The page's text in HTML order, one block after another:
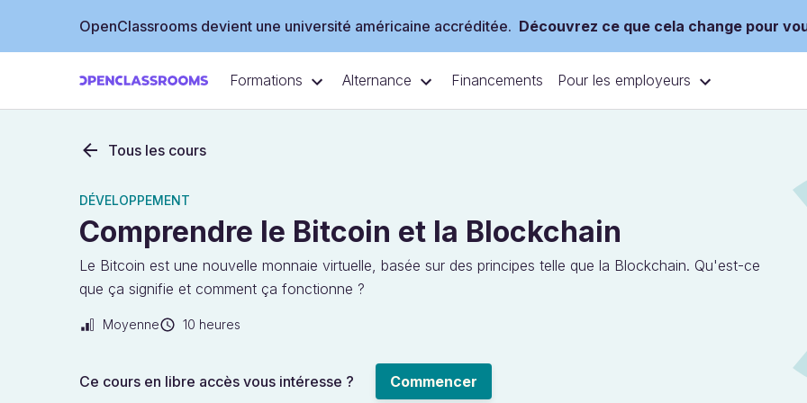
OpenClassrooms devient une université américaine accréditée. Découvrez ce que cela change pour
Formations Alternance Financements Pour les employeurs
Tous les cours
DÉVELOPPEMENT
Comprendre le Bitcoin et la Blockchain
Le Bitcoin est une nouvelle monnaie virtuelle, basée sur des principes telle que la Blockchain. Qu'est-ce
que ça signifie et comment ça fonctionne ?
Moyenne 10 heures
Ce cours en libre accès vous intéresse ? Commencer